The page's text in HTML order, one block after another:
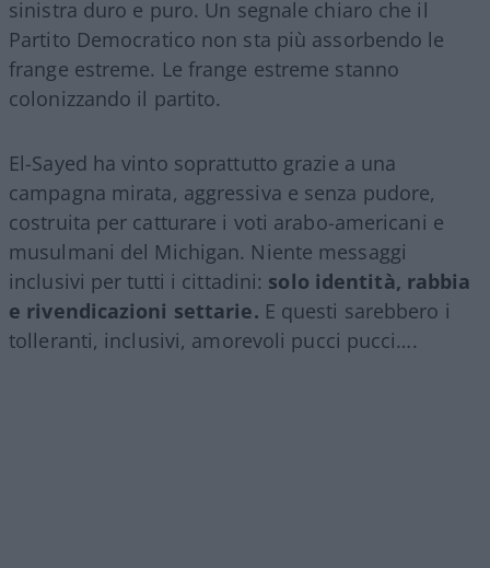
sinistra duro e puro. Un segnale chiaro che il
Partito Democratico non sta più assorbendo le
frange estreme. Le frange estreme stanno
colonizzando il partito.
El-Sayed ha vinto soprattutto grazie a una
campagna mirata, aggressiva e senza pudore,
costruita per catturare i voti arabo-americani e
musulmani del Michigan. Niente messaggi
inclusivi per tutti i cittadini: solo identità, rabbia
e rivendicazioni settarie. E questi sarebbero i
tolleranti, inclusivi, amorevoli pucci pucci….